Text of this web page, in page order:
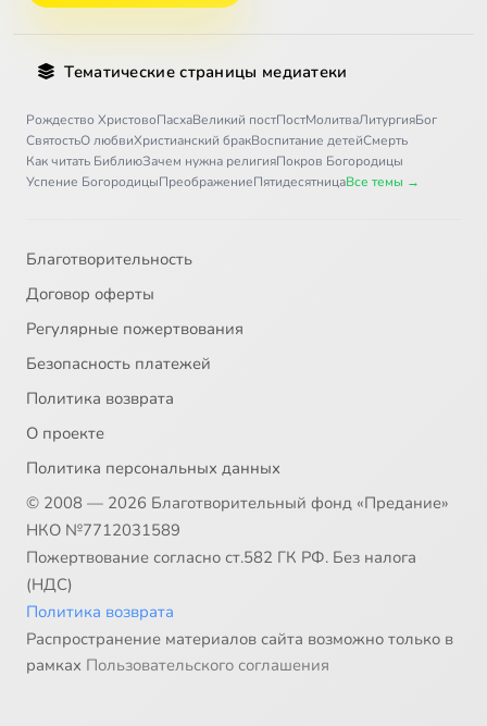
Тематические страницы медиатеки
Рождество ХристовоПасхаВеликий постПостМолитваЛитургияБог
СвятостьО любвиХристианский бракВоспитание детейСмерть
Как читать БиблиюЗачем нужна религияПокров Богородицы
Успение БогородицыПреображениеПятидесятницаВсе темы →
Благотворительность
Договор оферты
Регулярные пожертвования
Безопасность платежей
Политика возврата
О проекте
Политика персональных данных
© 2008 — 2026 Благотворительный фонд «Предание»
НКО №7712031589
Пожертвование согласно ст.582 ГК РФ. Без налога
(НДС)
Политика возврата
Распространение материалов сайта возможно только в
рамках Пользовательского соглашения